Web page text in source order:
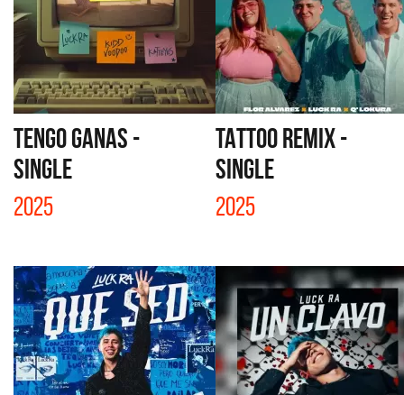
TENGO GANAS -
SINGLE
2025
TATTOO REMIX -
SINGLE
2025